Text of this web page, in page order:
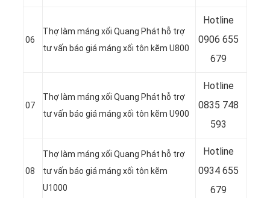
06
Thợ làm máng xối Quang Phát hỗ trợ
tư vấn báo giá máng xối tôn kẽm U800
Hotline
0906 655
679
07
Thợ làm máng xối Quang Phát hỗ trợ
tư vấn báo giá máng xối tôn kẽm U900
Hotline
0835 748
593
08
Thợ làm máng xối Quang Phát hỗ trợ
tư vấn báo giá máng xối tôn kẽm
U1000
Hotline
0934 655
679